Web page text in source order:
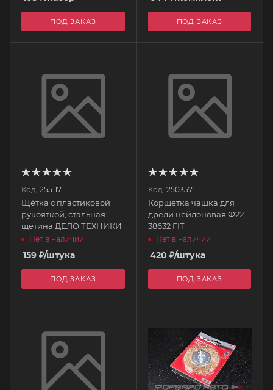
ПОД ЗАКАЗ ПОД ЗАКАЗ
Код: 255117
Щётка с пластиковой
рукояткой, стальная
щетина ДЕЛО ТЕХНИКИ
Нет в наличии
159 ₽/штука
ПОД ЗАКАЗ
Код: 250357
Корщетка чашка для
дрели нейлоновая Ф22
38632 FIT
Нет в наличии
420 ₽/штука
ПОД ЗАКАЗ